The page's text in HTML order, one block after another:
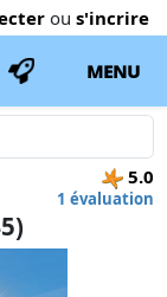
ou s'incrire
MENU
5.0
1 évaluation